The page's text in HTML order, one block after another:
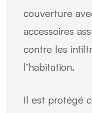
couverture
accessoires
contre les
l’habitation.
Il est protégé